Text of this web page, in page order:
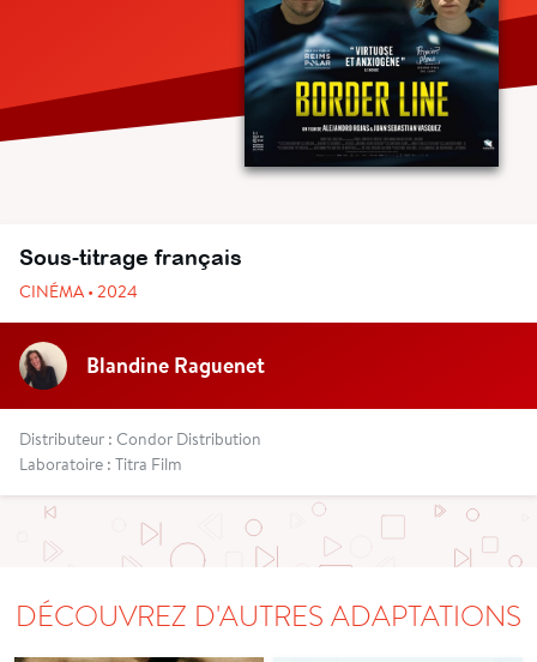
Sous-titrage français
CINÉMA • 2024
Blandine Raguenet
Distributeur : Condor Distribution
Laboratoire : Titra Film
DÉCOUVREZ D'AUTRES ADAPTATIONS